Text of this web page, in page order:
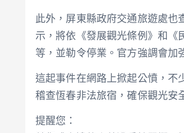
此外，屏東縣政府交通旅遊處也
示，將依《發展觀光條例》和《
等，並勒令停業。官方強調會加
這起事件在網路上掀起公憤，不
稽查恆春非法旅宿，確保觀光安
提醒您：